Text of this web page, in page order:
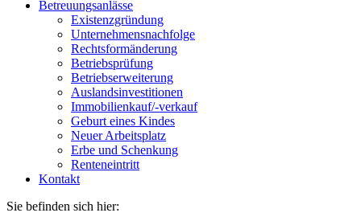
Betreuungsanlässe
Existenzgründung
Unternehmensnachfolge
Rechtsformänderung
Betriebsprüfung
Betriebserweiterung
Auslandsinvestitionen
Immobilienkauf/-verkauf
Geburt eines Kindes
Neuer Arbeitsplatz
Erbe und Schenkung
Renteneintritt
Kontakt
Sie befinden sich hier: